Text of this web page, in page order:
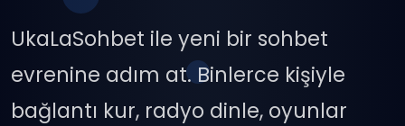
UkaLaSohbet ile yeni bir sohbet
evrenine adım at. Binlerce kişiyle
bağlantı kur, radyo dinle, oyunlar